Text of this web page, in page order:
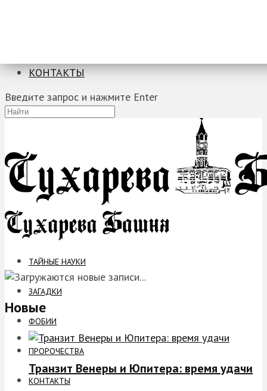
КОНТАКТЫ
Введите запрос и нажмите Enter
ТАЙНЫЕ НАУКИ
ЗАГАДКИ
ФОБИИ
ПРОРОЧЕСТВА
КОНТАКТЫ
Новые
Транзит Венеры и Юпитера: время удачи